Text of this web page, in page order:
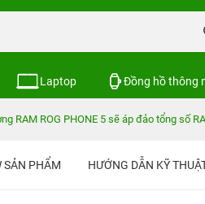
Laptop Đồng hồ thông
RAM ROG PHONE 5 sẽ áp đảo tổng số
SẢN PHẨM HƯỚNG DẪN KỸ